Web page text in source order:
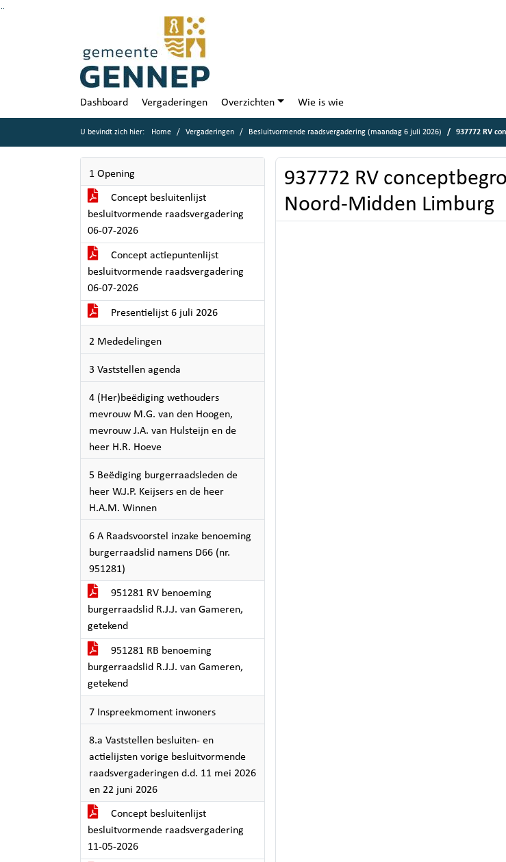
Dashboard Vergaderingen Overzichten Wie is wie
U bevindt zich hier: Home Vergaderingen Besluitvormende raadsvergadering (maandag 6 juli 2026) 937772 RV
1 Opening
Concept besluitenlijst
besluitvormende raadsvergadering
06-07-2026
Concept actiepuntenlijst
besluitvormende raadsvergadering
06-07-2026
Presentielijst 6 juli 2026
2 Mededelingen
3 Vaststellen agenda
4 (Her)beëdiging wethouders
mevrouw M.G. van den Hoogen,
mevrouw J.A. van Hulsteijn en de
heer H.R. Hoeve
5 Beëdiging burgerraadsleden de
heer W.J.P. Keijsers en de heer
H.A.M. Winnen
6 A Raadsvoorstel inzake benoeming
burgerraadslid namens D66 (nr.
951281)
951281 RV benoeming
burgerraadslid R.J.J. van Gameren,
getekend
951281 RB benoeming
burgerraadslid R.J.J. van Gameren,
getekend
7 Inspreekmoment inwoners
8.a Vaststellen besluiten- en
actielijsten vorige besluitvormende
raadsvergaderingen d.d. 11 mei 2026
en 22 juni 2026
Concept besluitenlijst
besluitvormende raadsvergadering
11-05-2026
937772 RV
Noord-Midden Limburg